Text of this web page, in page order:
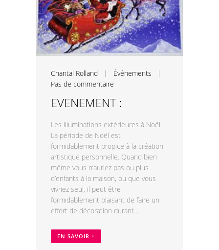
Chantal Rolland | Événements |
Pas de commentaire
EVENEMENT :
Les illuminations extérieures à Noël
La période de Noël est
formidablement propice à la création
artistique personnelle. Quand bien
même vous n’auriez pas ou plus
d’enfants à la maison, ou que vous
vivriez seul, il peut être
formidablement plaisant de faire un
effort de décoration durant...
EN SAVOIR +